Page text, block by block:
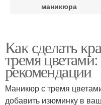
маникюра
Современные идеи
Популярные идеи
Как сделать
тремя
рекомендации
Маникюр с тремя
добавить изюминку в